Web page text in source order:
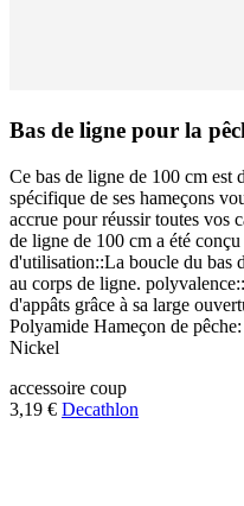
Bas de ligne pour la
Ce bas de ligne de 100 cm est
spécifique de ses hameçons
accrue pour réussir toutes vos
de ligne de 100 cm a été
d'utilisation::La boucle du bas
au corps de ligne.
d'appâts grâce à sa large
Polyamide Hameçon de
Nickel
accessoire coup
3,19 € Decathlon